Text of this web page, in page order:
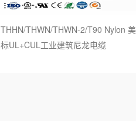
机器人电缆
储能电缆
THHN/THWN/THWN-2/T90 Nylon 美
标UL+CUL工业建筑尼龙电缆